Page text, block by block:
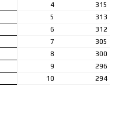
4
315
5
313
6
312
7
305
8
300
9
296
10 294